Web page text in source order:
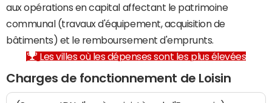
aux opérations en capital affectant le patrimoine
communal (travaux d'équipement, acquisition de
bâtiments) et le remboursement d'emprunts.
Les villes où les dépenses sont les plus élevées
Charges de fonctionnement de Loisin